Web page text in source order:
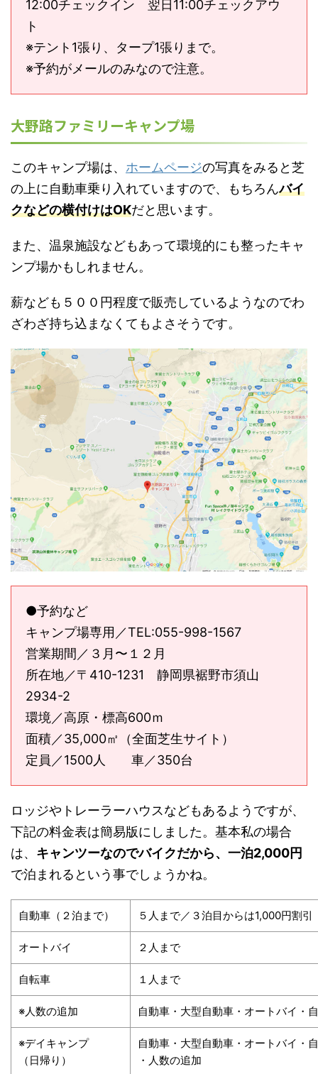
12:00チェックイン 翌日11:00チェックアウ
ト
※テント1張り、タープ1張りまで。
※予約がメールのみなので注意。
大野路ファミリーキャンプ場
このキャンプ場は、 ホームページの写真をみると芝
の上に自動車乗り入れていますので、もちろんバイ
クなどの横付けはOKだと思います。
また、温泉施設などもあって環境的にも整ったキャ
ンプ場かもしれません。
薪なども５００円程度で販売しているようなのでわ
ざわざ持ち込まなくてもよさそうです。
●予約など
キャンプ場専用／TEL:055-998-1567
営業期間／３月〜１２月
所在地／〒410-1231 静岡県裾野市須山
2934-2
環境／高原・標高600ｍ
面積／35,000㎡（全面芝生サイト）
定員／1500人 車／350台
ロッジやトレーラーハウスなどもあるようですが、
下記の料金表は簡易版にしました。基本私の場合
は、 キャンツーなのでバイクだから、一泊2,000円
で泊まれるという事でしょうかね。
自動車（２泊まで） ５人まで／３泊目からは1,000円割引
オートバイ ２人まで
自転車 １人まで
※人数の追加 自動車・大型自動車・オートバイ・
※デイキャンプ
（日帰り）
自動車・大型自動車・オートバイ・
・人数の追加